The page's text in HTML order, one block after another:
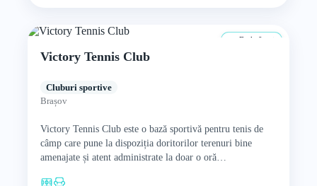
De la 0 ani
Victory Tennis Club
Cluburi sportive
Brașov
Victory Tennis Club este o bază sportivă pentru tenis de
câmp care pune la dispoziția doritorilor terenuri bine
amenajate și atent administrate la doar o oră…